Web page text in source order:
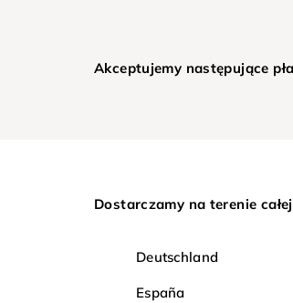
Akceptujemy następujące
Dostarczamy na terenie
Deutschland
España